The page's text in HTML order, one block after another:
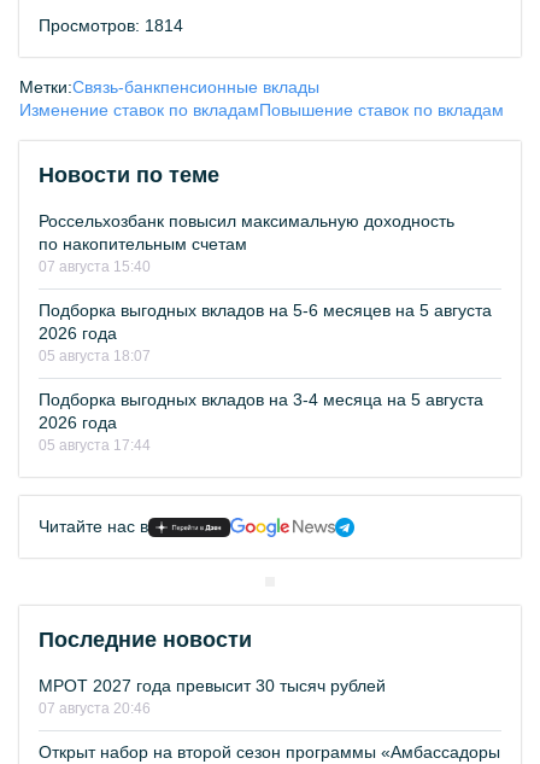
Просмотров: 1814
Метки:Связь-банкпенсионные вклады
Изменение ставок по вкладамПовышение ставок по вкладам
Новости по теме
Россельхозбанк повысил максимальную доходность
по накопительным счетам
07 августа 15:40
Подборка выгодных вкладов на 5-6 месяцев на 5 августа
2026 года
05 августа 18:07
Подборка выгодных вкладов на 3-4 месяца на 5 августа
2026 года
05 августа 17:44
Читайте нас в
Последние новости
МРОТ 2027 года превысит 30 тысяч рублей
07 августа 20:46
Открыт набор на второй сезон программы «Амбассадоры